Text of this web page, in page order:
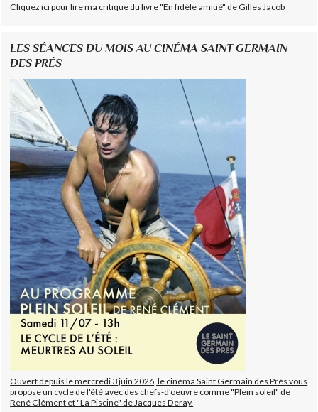
Cliquez ici pour lire ma critique du livre "En fidèle amitié" de Gilles Jacob
LES SÉANCES DU MOIS AU CINÉMA SAINT GERMAIN
DES PRÉS
Ouvert depuis le mercredi 3 juin 2026, le cinéma Saint Germain des Prés vous
propose un cycle de l'été avec des chefs-d'oeuvre comme "Plein soleil" de
René Clément et "La Piscine" de Jacques Deray.